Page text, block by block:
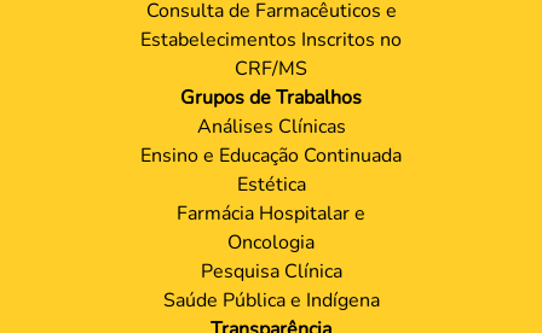
Consulta de Farmacêuticos e
Estabelecimentos Inscritos no
CRF/MS
Grupos de Trabalhos
Análises Clínicas
Ensino e Educação Continuada
Estética
Farmácia Hospitalar e
Oncologia
Pesquisa Clínica
Saúde Pública e Indígena